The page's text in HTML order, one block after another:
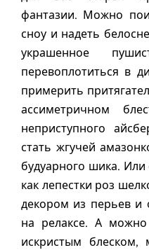
фантазии. Можно
сноу и надеть
украшенное
перевоплотиться в
примерить
ассиметричном
неприступного
стать жгучей
будуарного шика.
как лепестки роз
декором из перьев
на релаксе. А можно
искристым блеском,